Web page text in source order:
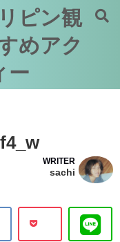
ピン観
めアク
ー
WRITER
sachi